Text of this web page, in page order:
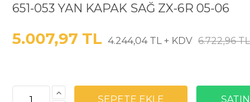
651-053 YAN KAPAK SAĞ ZX-6R 05-06
5.007,97 TL 4.244,04 TL + KDV 6.722,96